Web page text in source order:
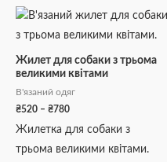
Жилет для собаки з трьома
великими квітами
В'язаний одяг
₴520 – ₴780
Діапазон
від
до
₴780
Жилетка для собаки з
трьома великими квітами.
Цей
товар
кілька
можна
вибрати